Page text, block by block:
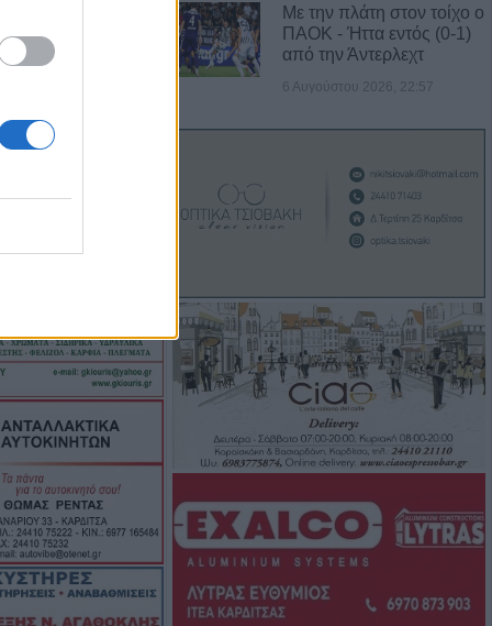
υψηλότερο
το Στεφάνι
Με άδεια
του Δήμου
η κηδεία
56,7 εκατ.
από
παρουσιάζει
στη
Με την πλάτη στον τοίχο ο
ΠΑΟΚ - Ήττα εντός (0-1)
από την Άντερλεχτ
6 Αυγούστου 2026, 22:57